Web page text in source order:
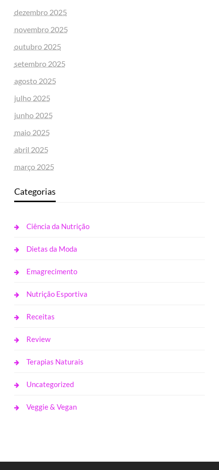
dezembro 2025
novembro 2025
outubro 2025
setembro 2025
agosto 2025
julho 2025
junho 2025
maio 2025
abril 2025
março 2025
Categorias
Ciência da Nutrição
Dietas da Moda
Emagrecimento
Nutrição Esportiva
Receitas
Review
Terapias Naturais
Uncategorized
Veggie & Vegan